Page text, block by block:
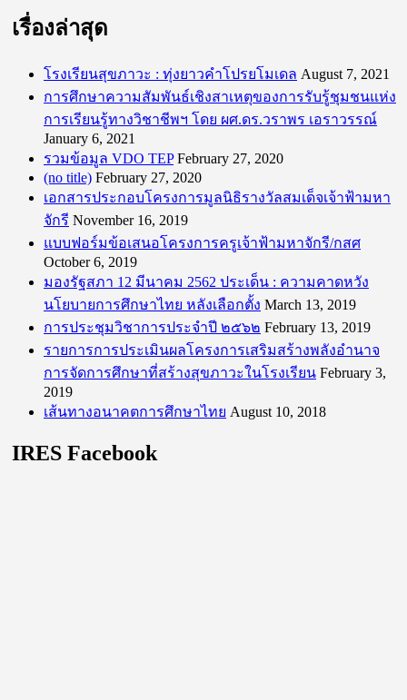
เรื่องล่าสุด
โรงเรียนสุขภาวะ : ทุ่งยาวคำโปรยโมเดล August 7, 2021
การศึกษาความสัมพันธ์เชิงสาเหตุของการรับรู้ชุมชนแห่ง
การเรียนรู้ทางวิชาชีพฯ โดย ผศ.ดร.วราพร เอราวรรณ์
January 6, 2021
รวมข้อมูล VDO TEP February 27, 2020
(no title) February 27, 2020
เอกสารประกอบโครงการมูลนิธิรางวัลสมเด็จเจ้าฟ้ามหา
จักรี November 16, 2019
แบบฟอร์มข้อเสนอโครงการครูเจ้าฟ้ามหาจักรี/กสศ
October 6, 2019
มองรัฐสภา 12 มีนาคม 2562 ประเด็น : ความคาดหวัง
นโยบายการศึกษาไทย หลังเลือกตั้ง March 13, 2019
การประชุมวิชาการประจำปี ๒๕๖๒ February 13, 2019
รายการการประเมินผลโครงการเสริมสร้างพลังอำนาจ
การจัดการศึกษาที่สร้างสุขภาวะในโรงเรียน February 3,
2019
เส้นทางอนาคตการศึกษาไทย August 10, 2018
IRES Facebook